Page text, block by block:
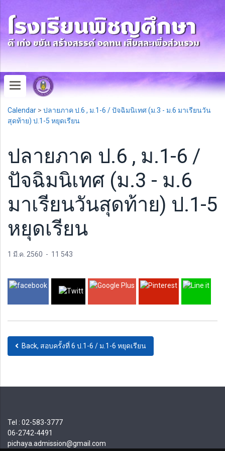
Calendar > ปลายภาค ป.6 , ม.1-6 / ปัจฉิมนิเทศ (ม.3 - ม.6 มาเรียนวัน
สุดท้าย) ป.1-5 หยุดเรียน
ปลายภาค ป.6 , ม.1-6 /
ปัจฉิมนิเทศ (ม.3 - ม.6
มาเรียนวันสุดท้าย) ป.1-5
หยุดเรียน
1 มี.ค. 2560 - 11 543
Back, สอบครั้งที่ 6 ป.1-6 / ม.1-6 หยุดเรียน
Tel : 02-583-3777
06-2742-4491
pichaya.admission@gmail.com